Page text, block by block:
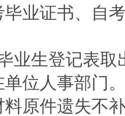
业证书、自
业生登记表
位人事部门
原件遗失不